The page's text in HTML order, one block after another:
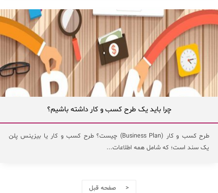
چرا باید یک طرح کسب و کار داشته باشیم؟
طرح کسب و کار (Business Plan) چیست؟ طرح کسب و کار یا بیزینس پلن
یک سند است؛ که شامل همه اطلاعات...
< صفحه قبل